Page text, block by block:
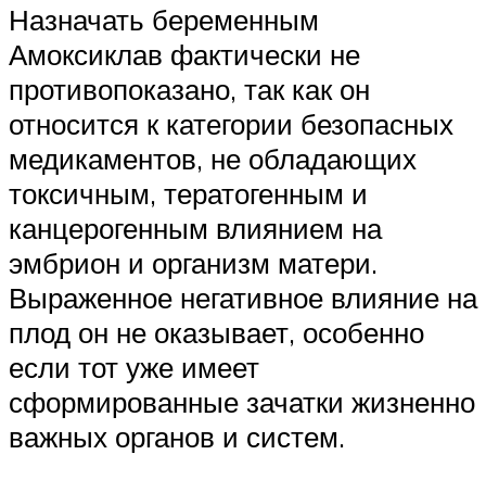
Назначать беременным
Амоксиклав фактически не
противопоказано, так как он
относится к категории безопасных
медикаментов, не обладающих
токсичным, тератогенным и
канцерогенным влиянием на
эмбрион и организм матери.
Выраженное негативное влияние на
плод он не оказывает, особенно
если тот уже имеет
сформированные зачатки жизненно
важных органов и систем.